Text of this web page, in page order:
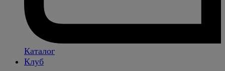
Каталог
Клуб